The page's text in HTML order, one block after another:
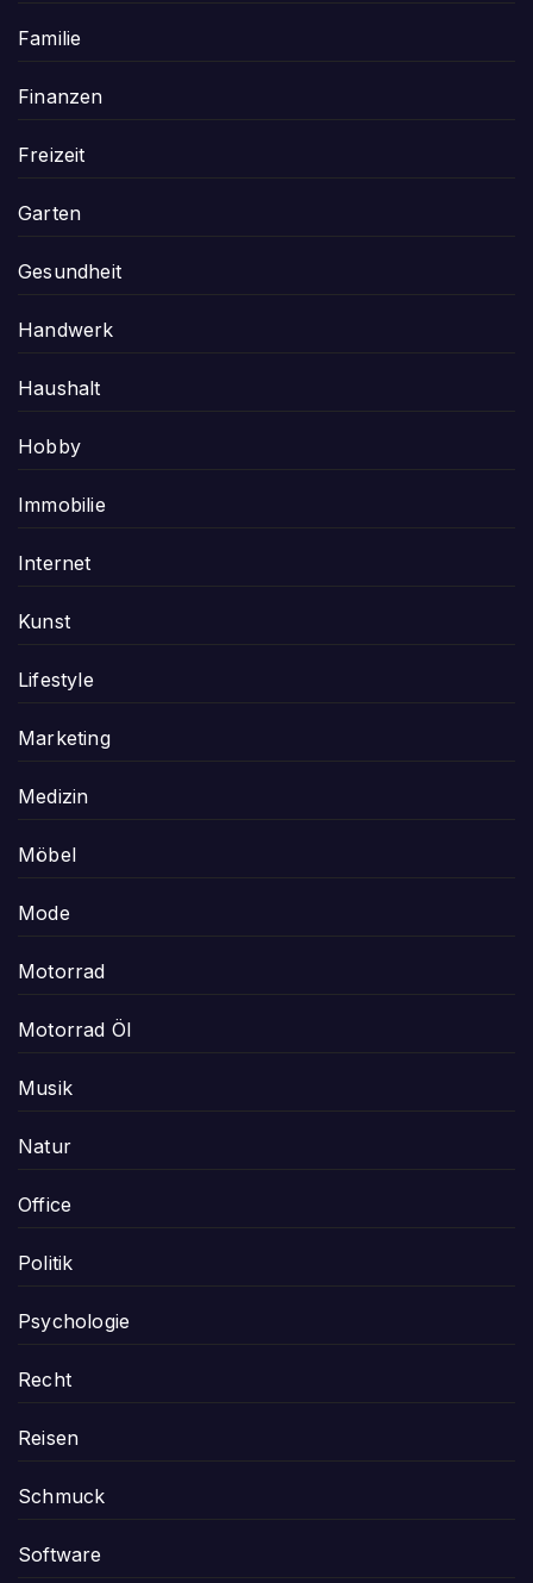
Familie
Finanzen
Freizeit
Garten
Gesundheit
Handwerk
Haushalt
Hobby
Immobilie
Internet
Kunst
Lifestyle
Marketing
Medizin
Möbel
Mode
Motorrad
Motorrad Öl
Musik
Natur
Office
Politik
Psychologie
Recht
Reisen
Schmuck
Software